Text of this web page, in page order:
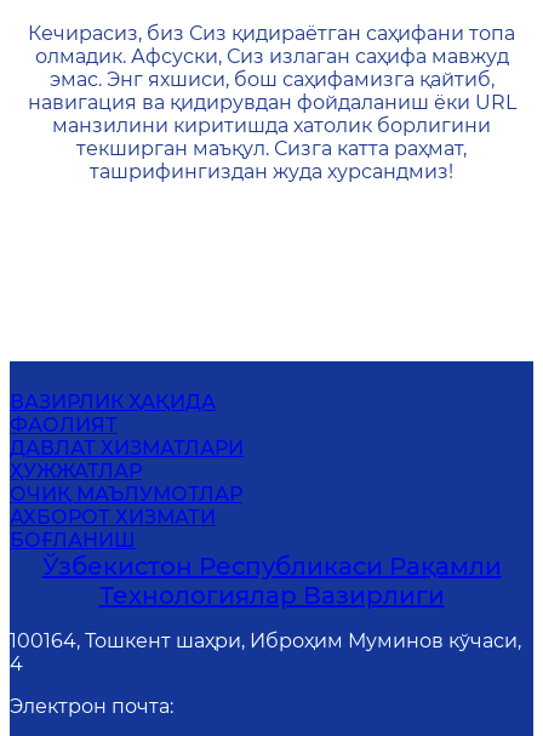
404 — Страница не
Кечирасиз, биз Сиз қидираётган саҳифани топа
олмадик. Афсуски, Сиз излаган саҳифа мавжуд
эмас. Энг яхшиси, бош саҳифамизга қайтиб,
навигация ва қидирувдан фойдаланиш ёки URL
манзилини киритишда хатолик борлигини
текширган маъқул. Сизга катта раҳмат,
ташрифингиздан жуда хурсандмиз!
ВАЗИРЛИК ҲАҚИДА
ФАОЛИЯТ
ДАВЛАТ ХИЗМАТЛАРИ
ҲУЖЖАТЛАР
ОЧИҚ МАЪЛУМОТЛАР
АХБОРОТ ХИЗМАТИ
БОҒЛАНИШ
Ўзбекистон Республикаси Рақамли
Технологиялар Вазирлиги
100164, Тошкент шаҳри, Иброҳим Муминов кўчаси,
4
Электрон почта: